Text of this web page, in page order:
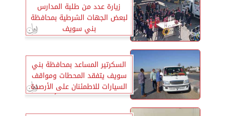
زيارة عدد من طلبة المدارس
لبعض الجهات الشرطية بمحافظة
بني سويف
السكرتير المساعد بمحافظة بني
سويف يتفقد المحطات ومواقف
السيارات للاطمئنان على الأرصدة
والتزام السائقين بالأجرة